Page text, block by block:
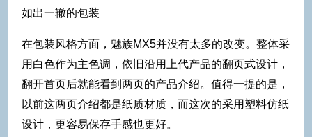
如出一辙的包装
在包装风格方面，魅族MX5并没有太多的改变。整体采
用白色作为主色调，依旧沿用上代产品的翻页式设计，
翻开首页后就能看到两页的产品介绍。值得一提的是，
以前这两页介绍都是纸质材质，而这次的采用塑料仿纸
设计，更容易保存手感也更好。